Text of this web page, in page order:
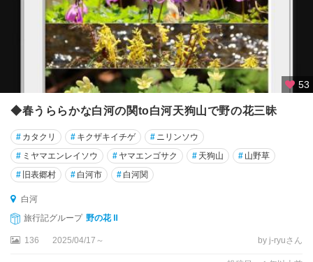
53
◆春うららかな白河の関to白河天狗山で野の花三昧
# カタクリ # キクザキイチゲ # ニリンソウ
# ミヤマエンレイソウ # ヤマエンゴサク # 天狗山 # 山野草
# 旧表郷村 # 白河市 # 白河関
白河
旅行記グループ 野の花 Ⅱ
136 2025/04/17～ by j-ryuさん